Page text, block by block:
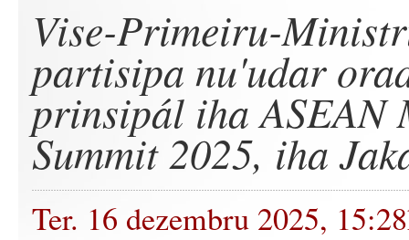
Vise-Primeiru-
partisipa nu'udar
prinsipál iha ASEAN
Summit 2025, iha
Ter. 16 dezembru 2025,